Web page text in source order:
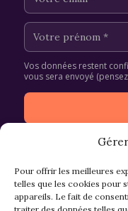
Pour offrir les meilleures
telles que les cookies pour
appareils. Le fait de
Vos données restent
vous sera envoyé